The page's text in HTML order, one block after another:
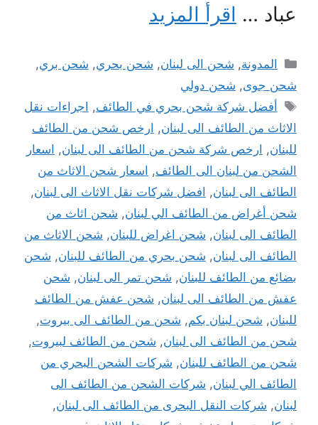
عباد … اقرأ المزيد
التصنيفات
المدونة, شحن الى لبنان, شحن بحري, شحن بري,
شحن جوى, شحن دولي
الوسوم
أفضل شركة شحن بحري في الطائف, اجراءات نقل
الاثاث من الطائف الى لبنان, ارخص شحن من الطائف
للبنان, ارخص شركة شحن من الطائف الى لبنان, اسعار
الشحن من لبنان الى الطائف, اسعار شحن الاثاث من
الطائف الى لبنان, افضل شركات نقل الاثاث الى لبنان,
شحن أغراض من الطائف الي لبنان, شحن اثاث من
الطائف الى لبنان, شحن اغراض للبنان, شحن الاثاث من
الطائف الى لبنان, شحن بحري من الطائف للبنان, شحن
بضائع من الطائف للبنان, شحن تمر الى لبنان, شحن
عفش من الطائف الى لبنان, شحن عفش من الطائف
للبنان, شحن لبنان بكم, شحن من الطائف الى بيروت,
شحن من الطائف الى لبنان, شحن من الطائف لبيروت,
شحن من الطائف للبنان, شركات الشحن البحري من
الطائف الي لبنان, شركات الشحن من الطائف الى
لبنان, شركات النقل البحرى من الطائف الى لبنان,